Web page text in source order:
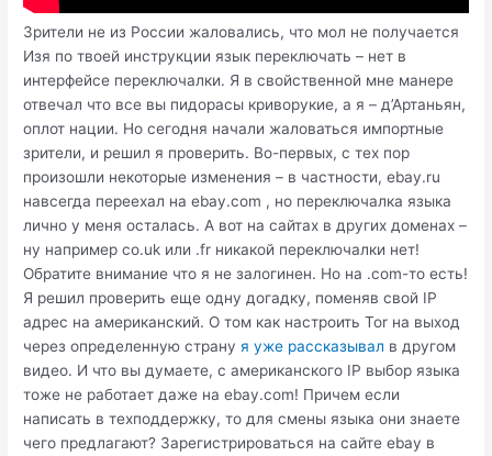
Зрители не из России жаловались, что мол не получается
Изя по твоей инструкции язык переключать – нет в
интерфейсе переключалки. Я в свойственной мне манере
отвечал что все вы пидорасы криворукие, а я – д’Артаньян,
оплот нации. Но сегодня начали жаловаться импортные
зрители, и решил я проверить. Во-первых, с тех пор
произошли некоторые изменения – в частности, ebay.ru
навсегда переехал на ebay.com , но переключалка языка
лично у меня осталась. А вот на сайтах в других доменах –
ну например co.uk или .fr никакой переключалки нет!
Обратите внимание что я не залогинен. Но на .com-то есть!
Я решил проверить еще одну догадку, поменяв свой IP
адрес на американский. О том как настроить Tor на выход
через определенную страну я уже рассказывал в другом
видео. И что вы думаете, с американского IP выбор языка
тоже не работает даже на ebay.com! Причем если
написать в техподдержку, то для смены языка они знаете
чего предлагают? Зарегистрироваться на сайте ebay в